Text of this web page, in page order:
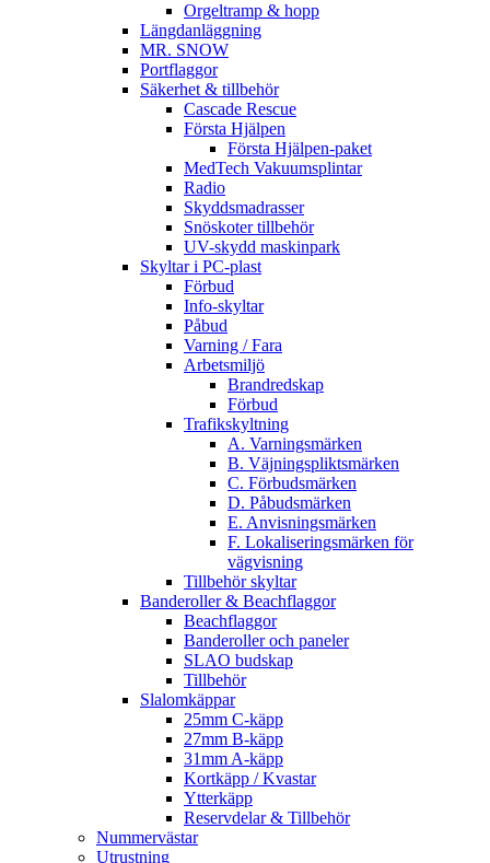
Orgeltramp & hopp
Längdanläggning
MR. SNOW
Portflaggor
Säkerhet & tillbehör
Cascade Rescue
Första Hjälpen
Första Hjälpen-paket
MedTech Vakuumsplintar
Radio
Skyddsmadrasser
Snöskoter tillbehör
UV-skydd maskinpark
Skyltar i PC-plast
Förbud
Info-skyltar
Påbud
Varning / Fara
Arbetsmiljö
Brandredskap
Förbud
Trafikskyltning
A. Varningsmärken
B. Väjningspliktsmärken
C. Förbudsmärken
D. Påbudsmärken
E. Anvisningsmärken
F. Lokaliseringsmärken för
vägvisning
Tillbehör skyltar
Banderoller & Beachflaggor
Beachflaggor
Banderoller och paneler
SLAO budskap
Tillbehör
Slalomkäppar
25mm C-käpp
27mm B-käpp
31mm A-käpp
Kortkäpp / Kvastar
Ytterkäpp
Reservdelar & Tillbehör
Nummervästar
Utrustning